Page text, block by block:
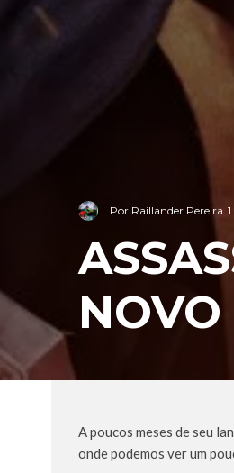
Por Raillander Pereira
A poucos meses de seu
onde podemos ver um